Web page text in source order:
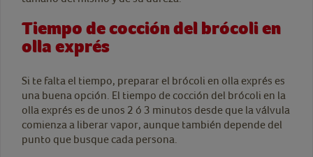
Tiempo de cocción del brócoli en
olla exprés
Si te falta el tiempo, preparar el brócoli en olla exprés es
una buena opción. El tiempo de cocción del brócoli en la
olla exprés es de unos 2 ó 3 minutos desde que la válvula
comienza a liberar vapor, aunque también depende del
punto que busque cada persona.